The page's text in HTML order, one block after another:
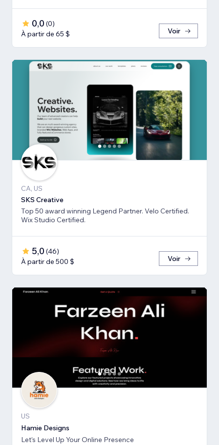
0,0 (0)
À partir de 65 $
Voir
CA, US
SKS Creative
Top 50 award winning Legend Partner. Velo Certified.
Wix Studio Certified.
5,0 (46)
À partir de 500 $
Voir
US
Hamie Designs
Let’s Level Up Your Online Presence